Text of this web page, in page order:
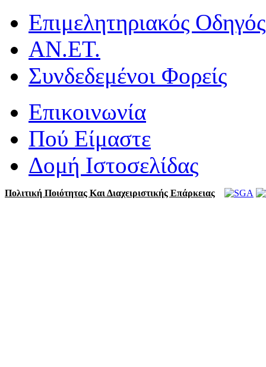
Επιμελητηριακός Οδηγός
ΑΝ.ΕΤ.
Συνδεδεμένοι Φορείς
Επικοινωνία
Πού Είμαστε
Δομή Ιστοσελίδας
Πολιτική Ποιότητας Και Διαχειριστικής Επάρκειας